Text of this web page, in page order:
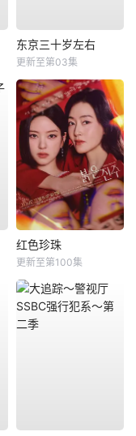
东京三十岁左右
更新至第03集
红色珍珠
更新至第100集